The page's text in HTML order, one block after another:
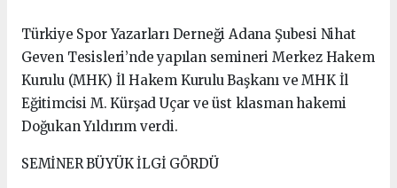
Türkiye Spor Yazarları Derneği Adana Şubesi Nihat
Geven Tesisleri’nde yapılan semineri Merkez Hakem
Kurulu (MHK) İl Hakem Kurulu Başkanı ve MHK İl
Eğitimcisi M. Kürşad Uçar ve üst klasman hakemi
Doğukan Yıldırım verdi.
SEMİNER BÜYÜK İLGİ GÖRDÜ